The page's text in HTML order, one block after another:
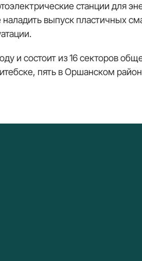
станции для
наладить выпуск пластичных
и состоит из 16 секторов
пять в Оршанском